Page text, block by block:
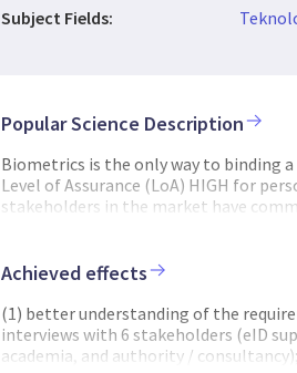
Subject Fields:
Popular Science Description
Biometrics is the only way to binding
Level of Assurance (LoA) HIGH for
stakeholders in the market have
possibly a consensus among the
common understanding, a general
HIGH will be generated and used to
biometric authentication (PPBA)
Achieved effects
(1) better understanding of the
interviews with 6 stakeholders (eID
academia, and authority /